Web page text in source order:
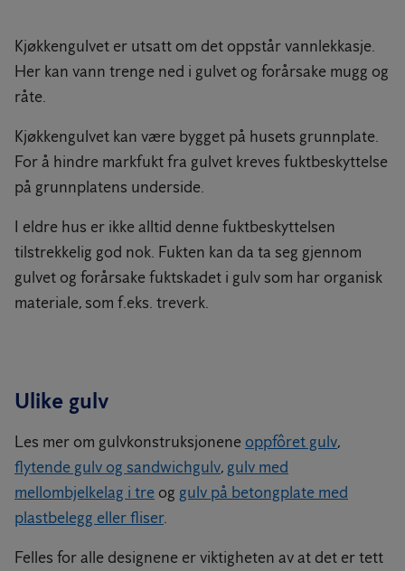
Kjøkkengulvet er utsatt om det oppstår vannlekkasje.
Her kan vann trenge ned i gulvet og forårsake mugg og
råte.
Kjøkkengulvet kan være bygget på husets grunnplate.
For å hindre markfukt fra gulvet kreves fuktbeskyttelse
på grunnplatens underside.
I eldre hus er ikke alltid denne fuktbeskyttelsen
tilstrekkelig god nok. Fukten kan da ta seg gjennom
gulvet og forårsake fuktskadet i gulv som har organisk
materiale, som f.eks. treverk.
Ulike gulv
Les mer om gulvkonstruksjoneneoppfôret gulv,
flytende gulv og sandwichgulv, gulv med
mellombjelkelag i tre og gulv på betongplate med
plastbelegg eller fliser.
Felles for alle designene er viktigheten av at det er tett